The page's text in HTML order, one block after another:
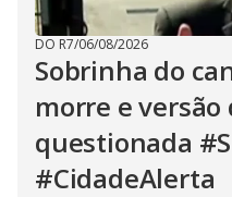
DO R7/06/08/2026
Sobrinha do
morre e
questionada
#CidadeAlerta